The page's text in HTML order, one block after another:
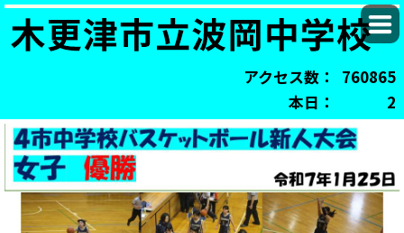
アクセス数：
760865
本日：
2